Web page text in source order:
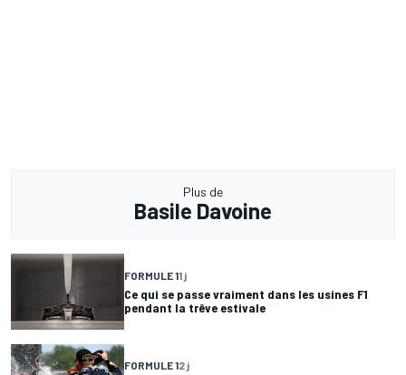
Plus de
Basile Davoine
FORMULE 11 j
Ce qui se passe vraiment dans les usines F1
pendant la trêve estivale
FORMULE 12 j